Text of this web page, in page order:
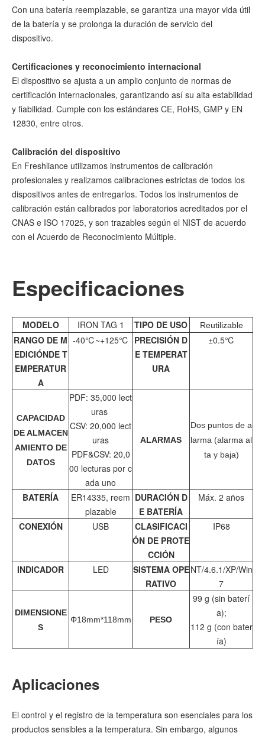
Con una batería reemplazable, se garantiza una mayor vida útil
de la batería y se prolonga la duración de servicio del
dispositivo.
Certificaciones y reconocimiento internacional
El dispositivo se ajusta a un amplio conjunto de normas de
certificación internacionales, garantizando así su alta estabilidad
y fiabilidad. Cumple con los estándares CE, RoHS, GMP y EN
12830, entre otros.
Calibración del dispositivo
En Freshliance utilizamos instrumentos de calibración
profesionales y realizamos calibraciones estrictas de todos los
dispositivos antes de entregarlos. Todos los instrumentos de
calibración están calibrados por laboratorios acreditados por el
CNAS e ISO 17025, y son trazables según el NIST de acuerdo
con el Acuerdo de Reconocimiento Múltiple.
Especificaciones
MODELO IRON TAG 1 TIPO DE USO Reutilizable
RANGO DE M
EDICIÓNDE T
EMPERATUR
A
-40℃~+125℃ PRECISIÓN D
E TEMPERAT
URA
±0.5℃
CAPACIDAD
DE ALMACEN
AMIENTO DE
DATOS
PDF: 35,000 lect
uras
CSV: 20,000 lect
uras
PDF&CSV: 20,0
00 lecturas por c
ada uno
ALARMAS
Dos puntos de a
larma (alarma al
ta y baja)
BATERÍA
ER14335, reem
plazable
DURACIÓN D
E BATERÍA
Máx. 2 años
CONEXIÓN USB
CLASIFICACI
ÓN DE PROTE
CCIÓN
IP68
INDICADOR LED
SISTEMA OPE
RATIVO
NT/4.6.1/XP/Win
7
DIMENSIONE
S
Φ18mm*118mm PESO
99 g (sin baterí
a);
112 g (con bater
ía)
Aplicaciones
El control y el registro de la temperatura son esenciales para los
productos sensibles a la temperatura. Sin embargo, algunos